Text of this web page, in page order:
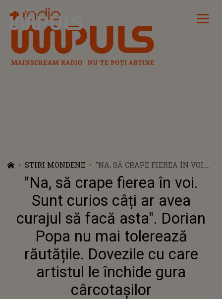
Radio Impuls
STIRI MONDENE
"NA, SĂ CRAPE FIEREA ÎN VOI.
SUNT CURIOS CÂȚI AR AVEA
CURAJUL SĂ FACĂ ASTA".
DORIAN POPA NU MAI
TOLEREAZĂ RĂUTĂȚILE.
DOVEZILE CU CARE ARTISTUL
LE ÎNCHIDE GURA
CÂRCOTAȘILOR
"Na, să crape fierea în voi.
Sunt curios câți ar avea
curajul să facă asta". Dorian
Popa nu mai tolerează
răutățile. Dovezile cu care
artistul le închide gura
cârcotașilor